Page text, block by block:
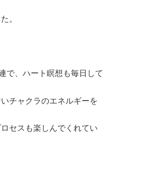
。
で、ハート瞑想も毎日して
チャクラのエネルギーを
セスも楽しんでくれてい